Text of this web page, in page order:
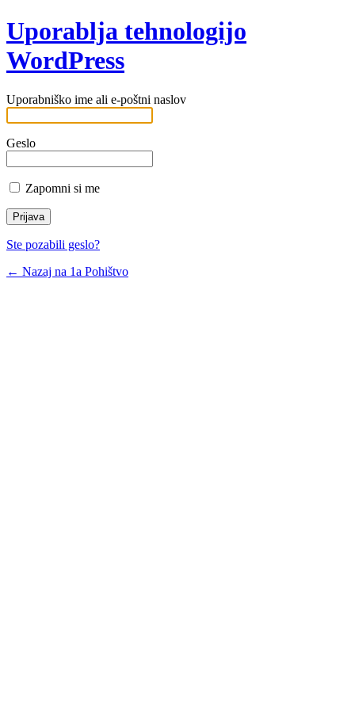
Uporablja tehnologijo
WordPress
Uporabniško ime ali e-poštni naslov
Geslo
Zapomni si me
Ste pozabili geslo?
← Nazaj na 1a Pohištvo